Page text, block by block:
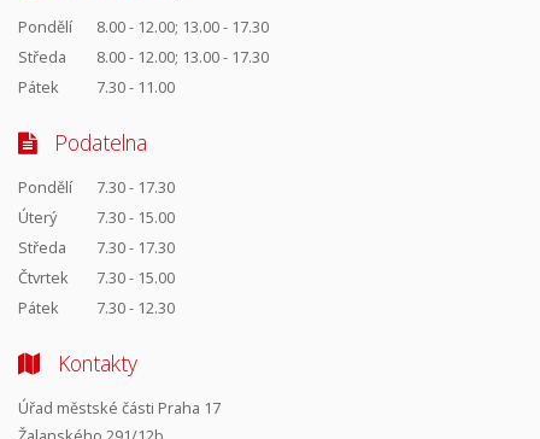
Pondělí
8.00 - 12.00; 13.00 - 17.30
Středa
8.00 - 12.00; 13.00 - 17.30
Pátek
7.30 - 11.00
Podatelna
Pondělí
7.30 - 17.30
Úterý
7.30 - 15.00
Středa
7.30 - 17.30
Čtvrtek
7.30 - 15.00
Pátek
7.30 - 12.30
Kontakty
Úřad městské části Praha 17